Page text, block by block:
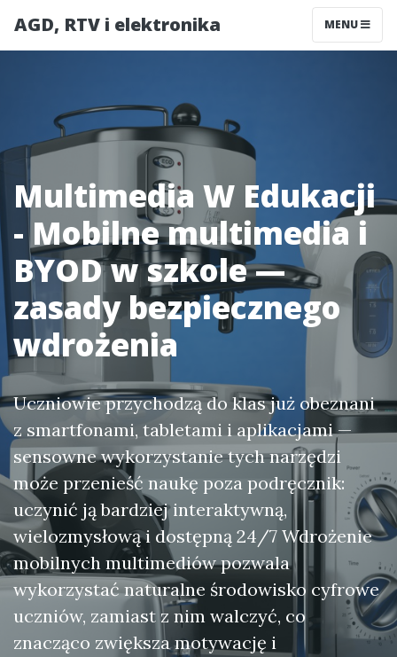
AGD, RTV i elektronika MENU
Multimedia W Edukacji
- Mobilne multimedia i
BYOD w szkole —
zasady bezpiecznego
wdrożenia
Uczniowie przychodzą do klas już obeznani
z smartfonami, tabletami i aplikacjami —
sensowne wykorzystanie tych narzędzi
może przenieść naukę poza podręcznik:
uczynić ją bardziej interaktywną,
wielozmysłową i dostępną 24/7 Wdrożenie
mobilnych multimediów pozwala
wykorzystać naturalne środowisko cyfrowe
uczniów, zamiast z nim walczyć, co
znacząco zwiększa motywację i